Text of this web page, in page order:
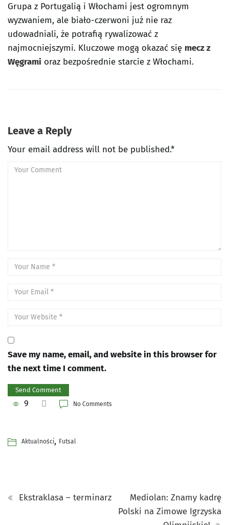
Grupa z Portugalią i Włochami jest ogromnym
wyzwaniem, ale biało-czerwoni już nie raz
udowadniali, że potrafią rywalizować z
najmocniejszymi. Kluczowe mogą okazać się mecz z
Węgrami oraz bezpośrednie starcie z Włochami.
Leave a Reply
Your email address will not be published.*
Save my name, email, and website in this browser for
the next time I comment.
9 No Comments
Aktualności, Futsal
Ekstraklasa – terminarz
Mediolan: Znamy kadrę
Polski na Zimowe Igrzyska